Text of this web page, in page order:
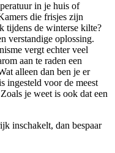
in je huis of
die frisjes zijn
tijdens de winterse kilte?
verstandige oplossing.
vergt echter veel
aan te raden een
alleen dan ben je er
ingesteld voor de meest
je weet is ook dat een
inschakelt, dan bespaar